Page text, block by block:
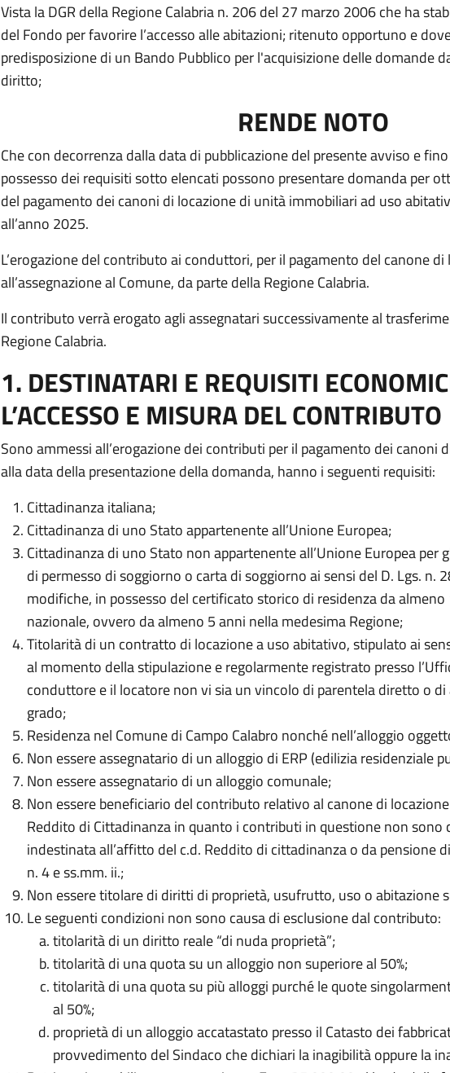
Vista la DGR della Regione Calabria n. 206 del 27 marzo 2006 che ha
del Fondo per favorire l’accesso alle abitazioni; ritenuto opportuno e
predisposizione di un Bando Pubblico per l'acquisizione delle domande
diritto;
RENDE NOTO
Che con decorrenza dalla data di pubblicazione del presente avviso e
possesso dei requisiti sotto elencati possono presentare domanda per
del pagamento dei canoni di locazione di unità immobiliari ad uso
all’anno 2025.
L’erogazione del contributo ai conduttori, per il pagamento del canone
all’assegnazione al Comune, da parte della Regione Calabria.
Il contributo verrà erogato agli assegnatari successivamente al
Regione Calabria.
1. DESTINATARI E REQUISITI
L’ACCESSO E MISURA DEL CONTRIBUTO
Sono ammessi all’erogazione dei contributi per il pagamento dei canoni
alla data della presentazione della domanda, hanno i seguenti requisiti:
Cittadinanza italiana;
Cittadinanza di uno Stato appartenente all’Unione Europea;
Cittadinanza di uno Stato non appartenente all’Unione Europea per
di permesso di soggiorno o carta di soggiorno ai sensi del D. Lgs. n.
modifiche, in possesso del certificato storico di residenza da
nazionale, ovvero da almeno 5 anni nella medesima Regione;
Titolarità di un contratto di locazione a uso abitativo, stipulato ai
al momento della stipulazione e regolarmente registrato presso
conduttore e il locatore non vi sia un vincolo di parentela diretto o
grado;
Residenza nel Comune di Campo Calabro nonché nell’alloggio
Non essere assegnatario di un alloggio di ERP (edilizia residenziale
Non essere assegnatario di un alloggio comunale;
Non essere beneficiario del contributo relativo al canone di
Reddito di Cittadinanza in quanto i contributi in questione non sono
indestinata all’affitto del c.d. Reddito di cittadinanza o da pensione
n. 4 e ss.mm. ii.;
Non essere titolare di diritti di proprietà, usufrutto, uso o abitazione
Le seguenti condizioni non sono causa di esclusione dal contributo:
titolarità di un diritto reale “di nuda proprietà”;
titolarità di una quota su un alloggio non superiore al 50%;
titolarità di una quota su più alloggi purché le quote
al 50%;
proprietà di un alloggio accatastato presso il Catasto dei
provvedimento del Sindaco che dichiari la inagibilità oppure la